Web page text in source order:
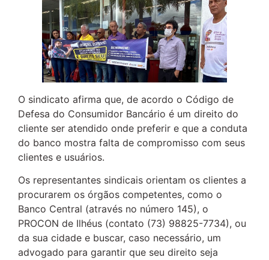
O sindicato afirma que, de acordo o Código de
Defesa do Consumidor Bancário é um direito do
cliente ser atendido onde preferir e que a conduta
do banco mostra falta de compromisso com seus
clientes e usuários.
Os representantes sindicais orientam os clientes a
procurarem os órgãos competentes, como o
Banco Central (através no número 145), o
PROCON de Ilhéus (contato (73) 98825-7734), ou
da sua cidade e buscar, caso necessário, um
advogado para garantir que seu direito seja